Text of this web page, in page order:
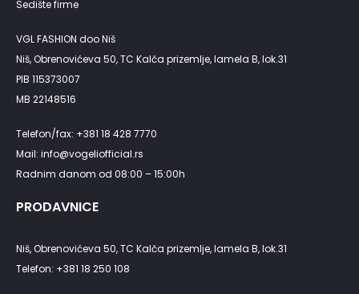
Sedište firme
VGL FASHION doo Niš
Niš, Obrenovićeva 50, TC Kalča prizemlje, lamela B, lok.31
PIB 115373007
MB 22148516
Telefon/fax: +381 18 428 7770
Mail: info@vogeliofficial.rs
Radnim danom od 08:00 – 15:00h
PRODAVNICE
Niš, Obrenovićeva 50, TC Kalča prizemlje, lamela B, lok.31
Telefon: +381 18 250 108